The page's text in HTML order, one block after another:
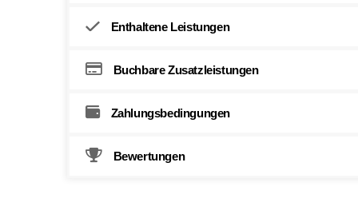
Enthaltene Leistungen
Buchbare Zusatzleistungen
Zahlungsbedingungen
Bewertungen